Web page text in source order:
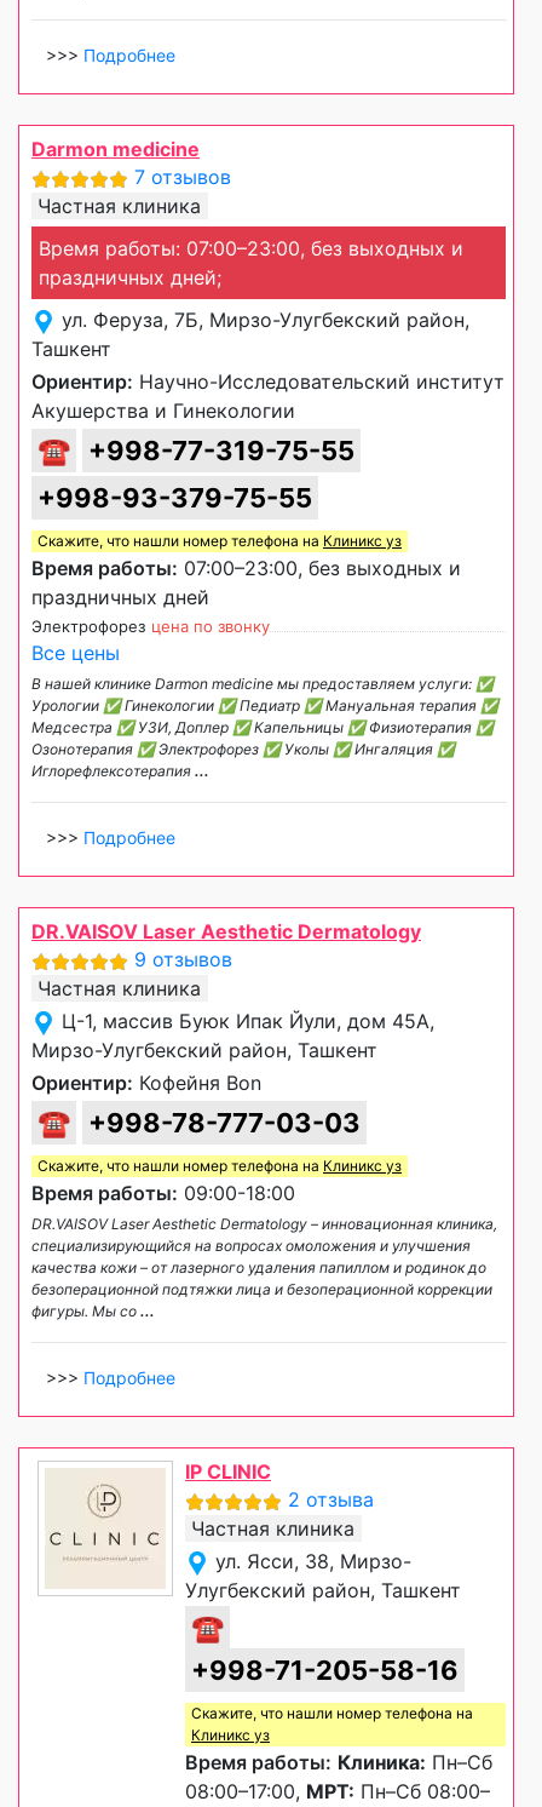
>>> Подробнее
Darmon medicine
7 отзывов
Частная клиника
Время работы: 07:00–23:00, без выходных и
праздничных дней;
ул. Феруза, 7Б, Мирзо-Улугбекский район,
Ташкент
Ориентир: Научно-Исследовательский институт
Акушерства и Гинекологии
☎
+998-77-319-75-55
+998-93-379-75-55
Скажите, что нашли номер телефона на Клиникс уз
Время работы: 07:00–23:00, без выходных и
праздничных дней
Электрофорез цена по звонку
Все цены
В нашей клинике Darmon medicine мы предоставляем услуги: ✅
Урологии ✅ Гинекологии ✅ Педиатр ✅ Мануальная терапия ✅
Медсестра ✅ УЗИ, Доплер ✅ Капельницы ✅ Физиотерапия ✅
Озонотерапия ✅ Электрофорез ✅ Уколы ✅ Ингаляция ✅
Иглорефлексотерапия ...
>>> Подробнее
DR.VAISOV Laser Aesthetic Dermatology
9 отзывов
Частная клиника
Ц-1, массив Буюк Ипак Йули, дом 45А,
Мирзо-Улугбекский район, Ташкент
Ориентир: Кофейня Bon
☎ +998-78-777-03-03
Скажите, что нашли номер телефона на Клиникс уз
Время работы: 09:00-18:00
DR.VAISOV Laser Aesthetic Dermatology – инновационная клиника,
специализирующийся на вопросах омоложения и улучшения
качества кожи – от лазерного удаления папиллом и родинок до
безоперационной подтяжки лица и безоперационной коррекции
фигуры. Мы со ...
>>> Подробнее
IP CLINIC
2 отзыва
Частная клиника
ул. Ясси, 38, Мирзо-
Улугбекский район, Ташкент
☎
+998-71-205-58-16
Скажите, что нашли номер телефона на
Клиникс уз
Время работы: Клиника: Пн–Сб
08:00–17:00, МРТ: Пн–Сб 08:00–